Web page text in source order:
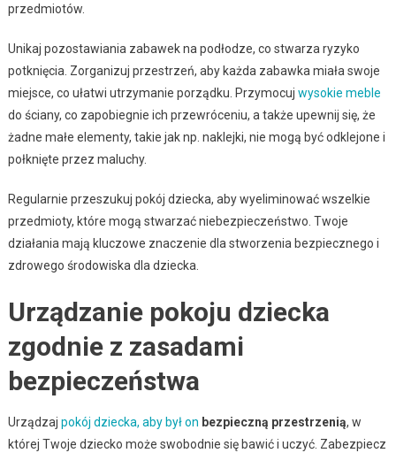
przedmiotów.
Unikaj pozostawiania zabawek na podłodze, co stwarza ryzyko
potknięcia. Zorganizuj przestrzeń, aby każda zabawka miała swoje
miejsce, co ułatwi utrzymanie porządku. Przymocuj wysokie meble
do ściany, co zapobiegnie ich przewróceniu, a także upewnij się, że
żadne małe elementy, takie jak np. naklejki, nie mogą być odklejone i
połknięte przez maluchy.
Regularnie przeszukuj pokój dziecka, aby wyeliminować wszelkie
przedmioty, które mogą stwarzać niebezpieczeństwo. Twoje
działania mają kluczowe znaczenie dla stworzenia bezpiecznego i
zdrowego środowiska dla dziecka.
Urządzanie pokoju dziecka
zgodnie z zasadami
bezpieczeństwa
Urządzaj pokój dziecka, aby był on bezpieczną przestrzenią, w
której Twoje dziecko może swobodnie się bawić i uczyć. Zabezpiecz